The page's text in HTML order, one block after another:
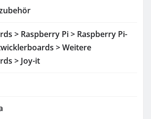
> Raspberry Pi > Raspberry Pi-
> Weitere
> Joy-it